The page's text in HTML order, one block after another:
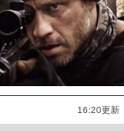
16:20更新